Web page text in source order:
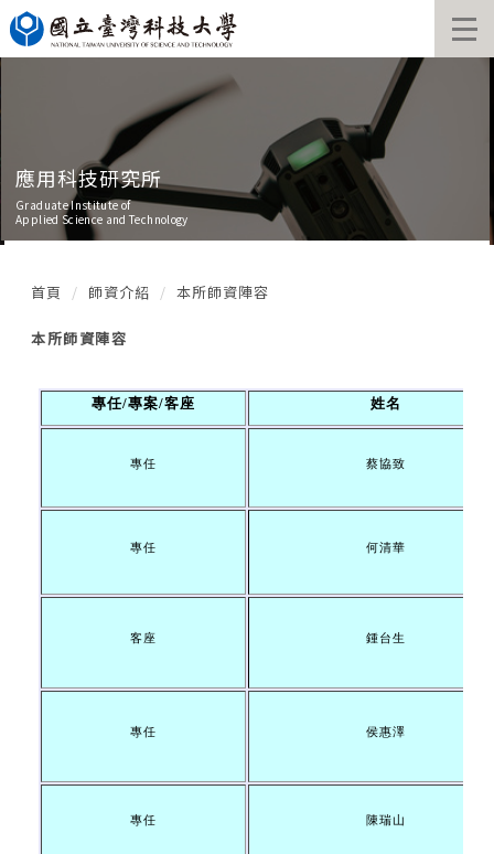
跳
到
主
應用科技研究所
Graduate Institute of
Applied Science and Technology
首頁 師資介紹 本所師資陣容
本所師資陣容
專任/專案/客座 姓名
專任 蔡協致
專任 何清華
客座 鍾台生
專任 侯惠澤
專任 陳瑞山